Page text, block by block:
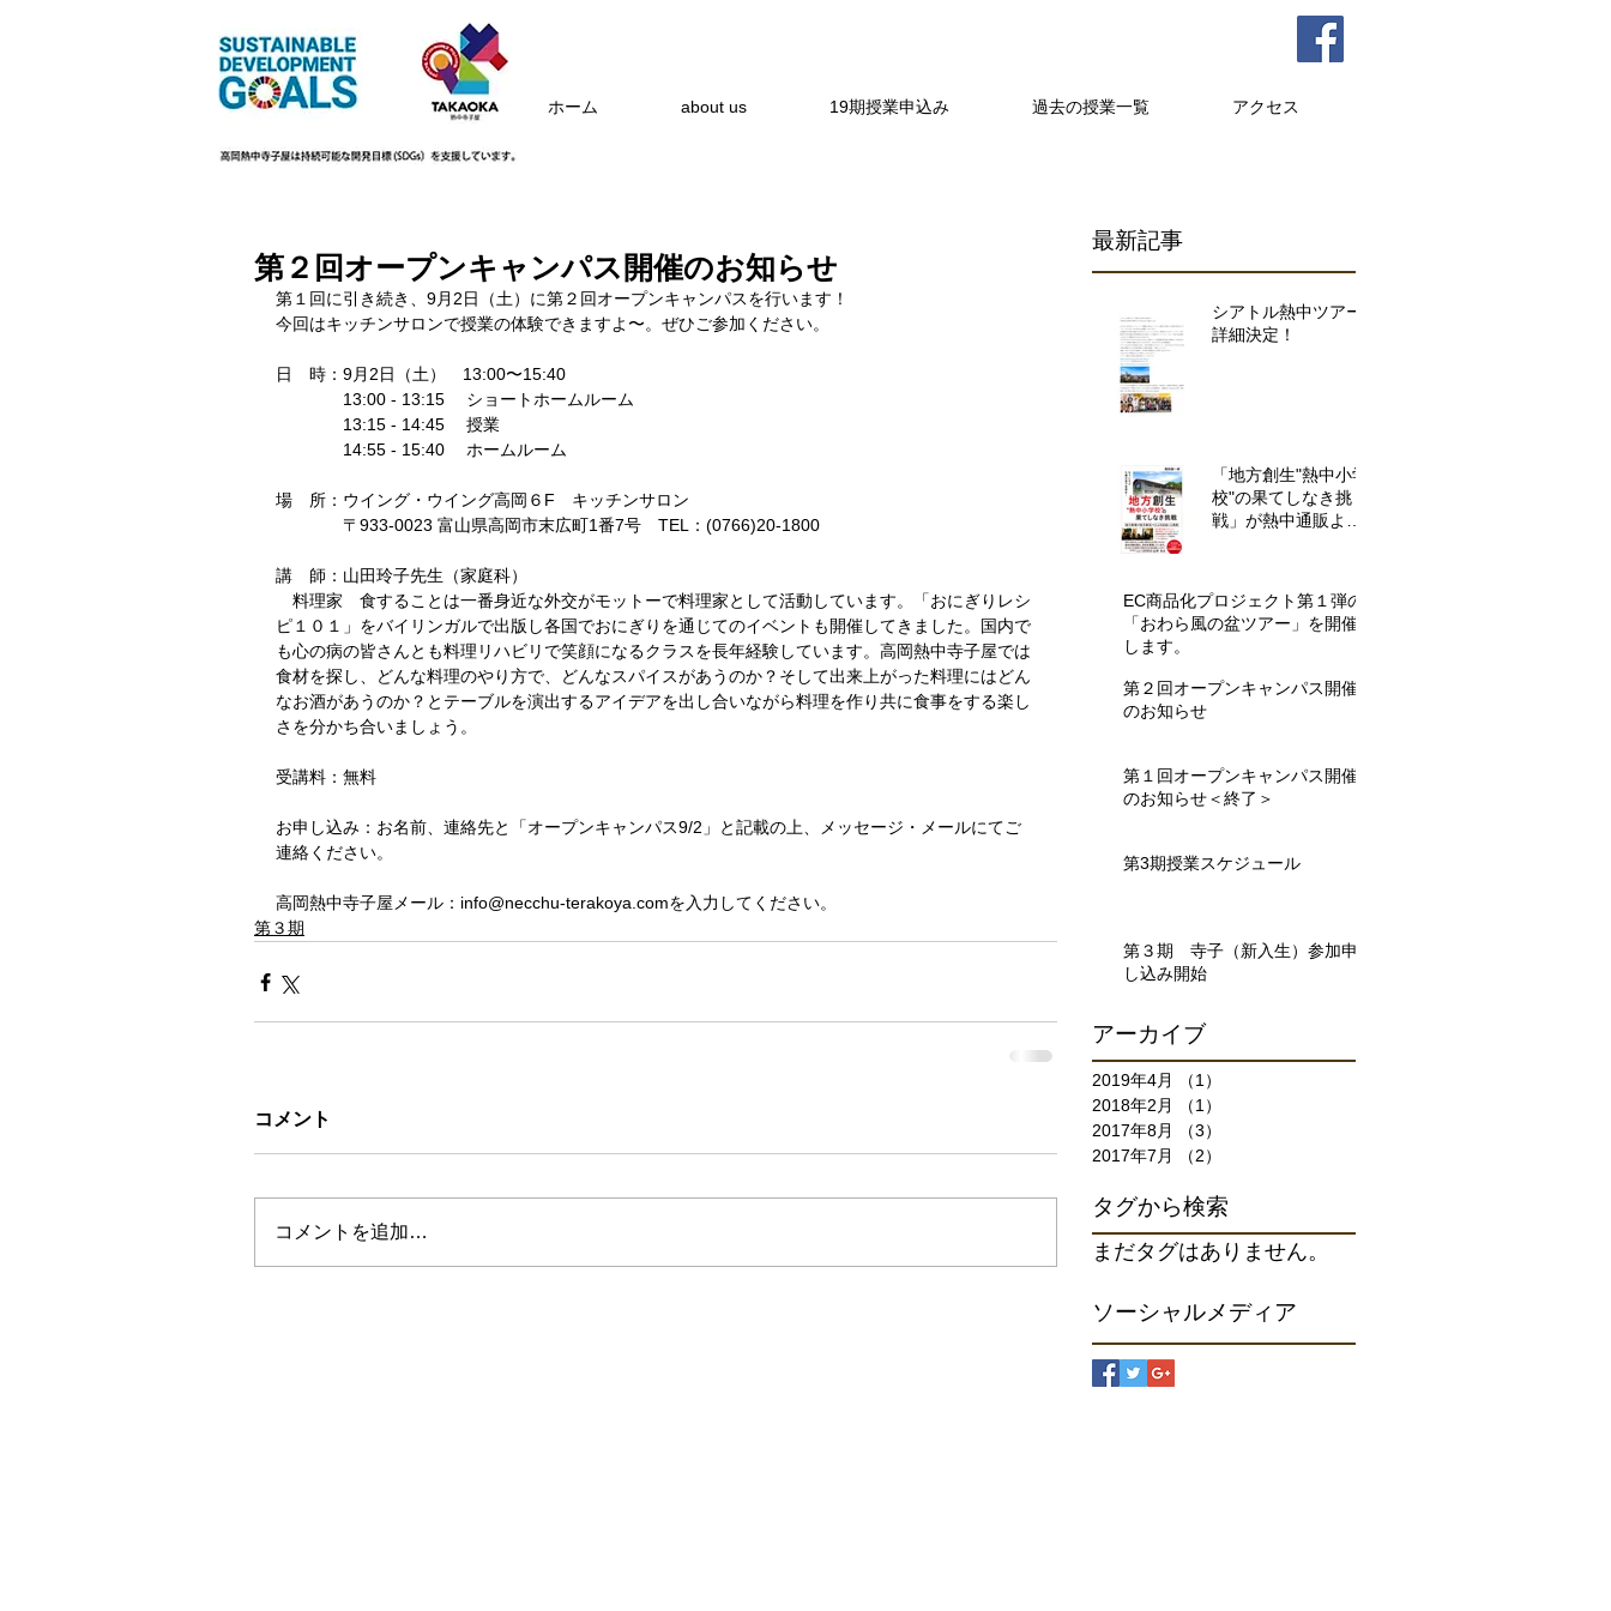
ホーム about us 19期授業申込み 過去の授業一覧 アクセス
第２回オープンキャンパス開催のお知らせ
第１回に引き続き、9月2日（土）に第２回オープンキャンパスを行います！
今回はキッチンサロンで授業の体験できますよ〜。ぜひご参加ください。
日　時：9月2日（土）　13:00〜15:40
13:00 - 13:15　 ショートホームルーム
13:15 - 14:45　 授業
14:55 - 15:40　 ホームルーム
場　所：ウイング・ウイング高岡６F　キッチンサロン
〒933-0023 富山県高岡市末広町1番7号　TEL：(0766)20-1800
講　師：山田玲子先生（家庭科）
料理家　食することは一番身近な外交がモットーで料理家として活動しています。「おにぎりレシ
ピ１０１」をバイリンガルで出版し各国でおにぎりを通じてのイベントも開催してきました。国内で
も心の病の皆さんとも料理リハビリで笑顔になるクラスを長年経験しています。高岡熱中寺子屋では
食材を探し、どんな料理のやり方で、どんなスパイスがあうのか？そして出来上がった料理にはどん
なお酒があうのか？とテーブルを演出するアイデアを出し合いながら料理を作り共に食事をする楽し
さを分かち合いましょう。
受講料：無料
お申し込み：お名前、連絡先と「オープンキャンパス9/2」と記載の上、メッセージ・メールにてご
連絡ください。
高岡熱中寺子屋メール：info@necchu-terakoya.comを入力してください。
第３期
コメント
コメントを追加…
最新記事
シアトル熱中ツアー
詳細決定！
「地方創生"熱中小学
校"の果てしなき挑
戦」が熱中通販より
EC商品化プロジェクト第１弾の
「おわら風の盆ツアー」を開催
します。
第２回オープンキャンパス開催
のお知らせ
第１回オープンキャンパス開催
のお知らせ＜終了＞
第3期授業スケジュール
第３期 寺子（新入生）参加申
し込み開始
アーカイブ
2019年4月 （1）
2018年2月
（1）
2017年8月
（3）
2017年7月
（2）
タグから検索
まだタグはありません。
ソーシャルメディア